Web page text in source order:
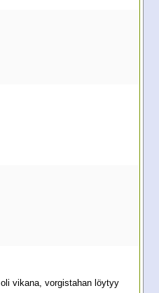
vikana, vorgistahan löytyy